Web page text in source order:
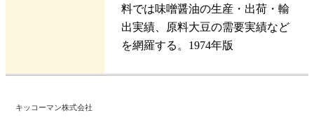
料では味噌醤油の生産・出荷・輸
出実績、原料大豆の需要実績など
を網羅する。1974年版
キッコーマン株式会社